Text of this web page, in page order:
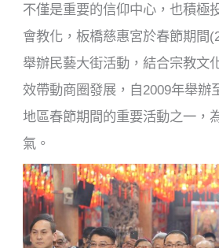
不僅是重要的信仰中心，也積極
會教化，板橋慈惠宮於春節期間
舉辦民藝大街活動，結合宗教文
效帶動商圈發展，自2009年舉辦
地區春節期間的重要活動之一，
氣。